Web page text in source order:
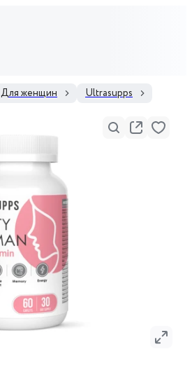
Для женщин Ultrasupps